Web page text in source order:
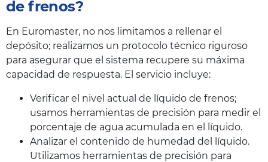
de frenos?
En Euromaster, no nos limitamos a rellenar el
depósito; realizamos un protocolo técnico riguroso
para asegurar que el sistema recupere su máxima
capacidad de respuesta. El servicio incluye:
Verificar el nivel actual de líquido de frenos;
usamos herramientas de precisión para medir el
porcentaje de agua acumulada en el líquido.
Analizar el contenido de humedad del líquido.
Utilizamos herramientas de precisión para